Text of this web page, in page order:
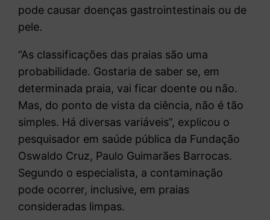
pode causar doenças gastrointestinais ou de
pele.
“As classificações das praias são uma
probabilidade. Gostaria de saber se, em
determinada praia, vai ficar doente ou não.
Mas, do ponto de vista da ciência, não é tão
simples. Há diversas variáveis”, explicou o
pesquisador em saúde pública da Fundação
Oswaldo Cruz, Paulo Guimarães Barrocas.
Segundo o especialista, a contaminação
pode ocorrer, inclusive, em praias
consideradas limpas.